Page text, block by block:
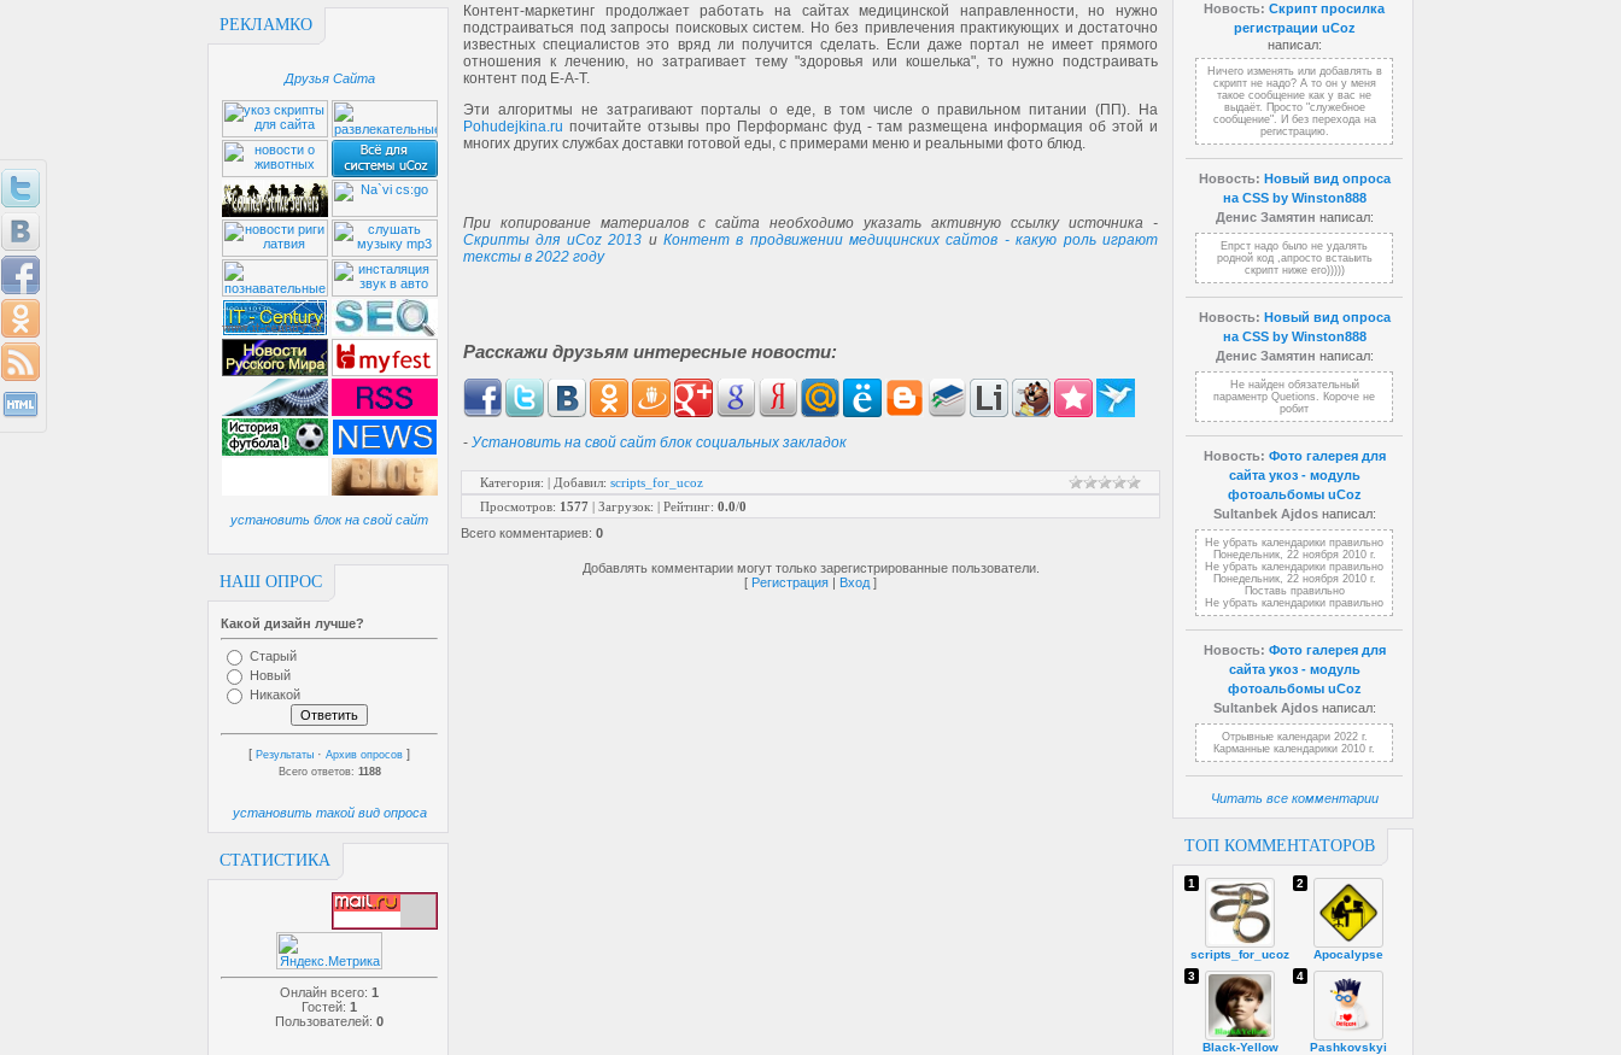
РЕКЛАМКО
Друзья Сайта
установить блок на свой сайт
НАШ ОПРОС
Какой дизайн лучше?
Старый
Новый
Никакой
[ Результаты · Архив опросов ]
Всего ответов: 1188
установить такой вид опроса
СТАТИСТИКА
Онлайн всего: 1
Гостей: 1
Пользователей: 0
Новость: Скрипт просилка
регистрации uCoz
написал:
Ничего изменять или добавлять в
скрипт не надо? А то он у меня
такое сообщение как у вас не
выдаёт. Просто "служебное
сообщение". И без перехода на
регистрацию.
Новость: Новый вид опроса
на CSS by Winston888
Денис Замятин написал:
Епрст надо было не удалять
родной код ,апросто встаыить
скрипт ниже его)))))
Новость: Новый вид опроса
на CSS by Winston888
Денис Замятин написал:
Не найден обязательный
параментр Quetions. Короче не
робит
Новость: Фото галерея для
сайта укоз - модуль
фотоальбомы uCoz
Sultanbek Ajdosнаписал:
Не убрать календарики правильно
Понедельник, 22 ноября 2010 г.
Не убрать календарики правильно
Понедельник, 22 ноября 2010 г.
Поставь правильно
Не убрать календарики правильно
Новость: Фото галерея для
сайта укоз - модуль
фотоальбомы uCoz
Sultanbek Ajdosнаписал:
Отрывные календари 2022 г.
Карманные календарики 2010 г.
Читать все комментарии
ТОП КОММЕНТАТОРОВ
scripts_for_ucoz
1
Apocalypse
2
Black-Yellow
3
Pashkovskyi
4
Контент-маркетинг продолжает работать на сайтах медицинской направленности, но нужно
подстраиваться под запросы поисковых систем. Но без привлечения практикующих и достаточно
известных специалистов это вряд ли получится сделать. Если даже портал не имеет прямого
отношения к лечению, но затрагивает тему "здоровья или кошелька", то нужно подстраивать
контент под E-A-T.
Эти алгоритмы не затрагивают порталы о еде, в том числе о правильном питании (ПП). На
Pohudejkina.ru почитайте отзывы про Перформанс фуд - там размещена информация об этой и
многих других службах доставки готовой еды, с примерами меню и реальными фото блюд.
При копирование материалов с сайта необходимо указать активную ссылку источника -
Скрипты для uCoz 2013 и Контент в продвижении медицинских сайтов - какую роль играют
тексты в 2022 году
Расскажи друзьям интересные новости:
- Установить на свой сайт блок социальных закладок
Категория: | Добавил: scripts_for_ucoz
Просмотров: 1577 | Загрузок: | Рейтинг: 0.0/0
Всего комментариев: 0
Добавлять комментарии могут только зарегистрированные пользователи.
[ Регистрация | Вход ]